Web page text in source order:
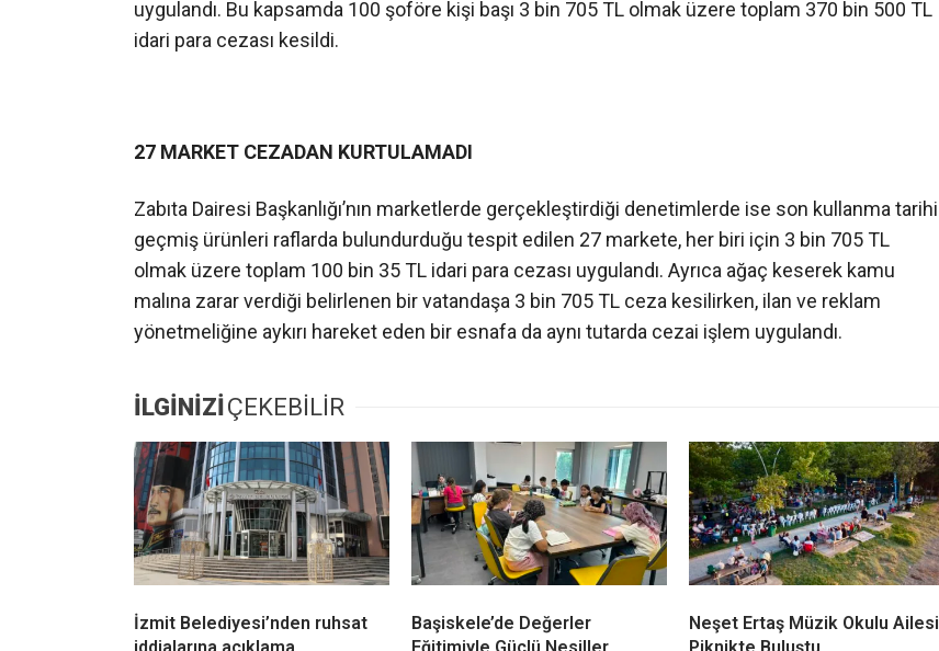
uygulandı. Bu kapsamda 100 şoföre kişi başı 3 bin 705 TL olmak üzere toplam 370 bin 500 TL
idari para cezası kesildi.
27 MARKET CEZADAN KURTULAMADI
Zabıta Dairesi Başkanlığı’nın marketlerde gerçekleştirdiği denetimlerde ise son kullanma tarihi
geçmiş ürünleri raflarda bulundurduğu tespit edilen 27 markete, her biri için 3 bin 705 TL
olmak üzere toplam 100 bin 35 TL idari para cezası uygulandı. Ayrıca ağaç keserek kamu
malına zarar verdiği belirlenen bir vatandaşa 3 bin 705 TL ceza kesilirken, ilan ve reklam
yönetmeliğine aykırı hareket eden bir esnafa da aynı tutarda cezai işlem uygulandı.
İLGİNİZİÇEKEBİLİR
İzmit Belediyesi’nden ruhsat
Başiskele’de Değerler
Neşet Ertaş Müzik Okulu Ailesi